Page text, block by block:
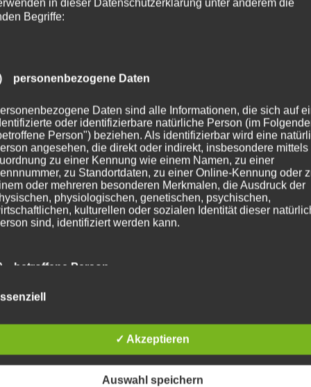
in dieser Datenschutzerklärung unter anderem die
Begriffe:
personenbezogene Daten
Daten sind alle Informationen, die sich auf
oder identifizierbare natürliche Person (im
Person") beziehen. Als identifizierbar wird eine
angesehen, die direkt oder indirekt, insbesondere mittels
zu einer Kennung wie einem Namen, zu einer
zu Standortdaten, zu einer Online-Kennung oder
oder mehreren besonderen Merkmalen, die Ausdruck der
physiologischen, genetischen, psychischen,
kulturellen oder sozialen Identität dieser
sind, identifiziert werden kann.
betroffene Person
Person ist jede identifizierte oder identifizierbare
verarbeitet werden.
Verarbeitung
✓ Akzeptieren
Auswahl speichern